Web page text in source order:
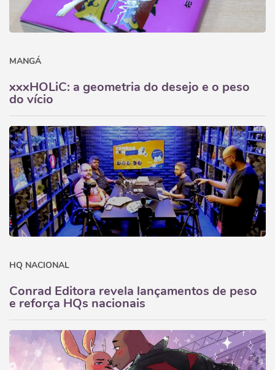
MANGÁ
xxxHOLiC: a geometria do desejo e o peso
do vício
HQ NACIONAL
Conrad Editora revela lançamentos de peso
e reforça HQs nacionais